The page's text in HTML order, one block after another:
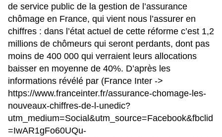
de service public de la gestion de l’assurance
chômage en France, qui vient nous l’assurer en
chiffres : dans l’état actuel de cette réforme c’est 1,2
millions de chômeurs qui seront perdants, dont pas
moins de 400 000 qui verraient leurs allocations
baisser en moyenne de 40%. D’après les
informations révélé par (France Inter ->
https://www.franceinter.fr/assurance-chomage-les-
nouveaux-chiffres-de-l-unedic?
utm_medium=Social&utm_source=Facebook&fbclid
=IwAR1gFo60UQu-